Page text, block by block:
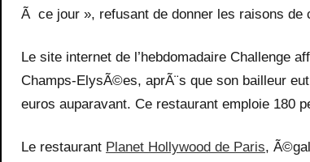
Ã ce jour », refusant de donner les raisons de
Le site internet de l’hebdomadaire Challenge
Champs-ElysÃ©es, aprÃ¨s que son bailleur
euros auparavant. Ce restaurant emploie 180
Le restaurant Planet Hollywood de Paris,